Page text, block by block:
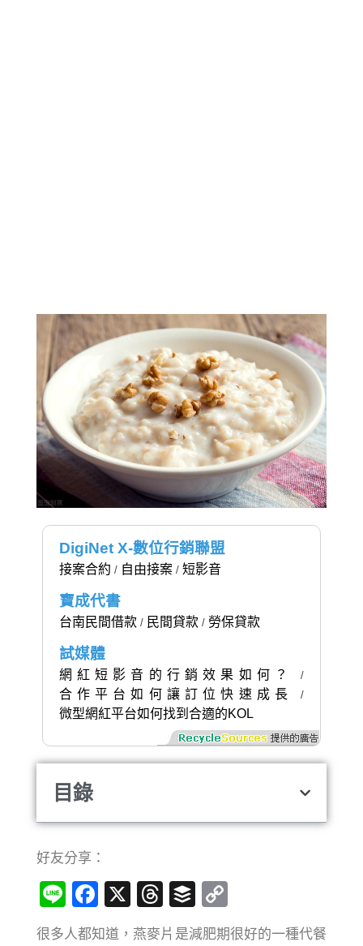
DigiNet X-數位行銷聯盟
接案合約 / 自由接案/ 短影音
寶成代書
台南民間借款 / 民間貸款 / 勞保貸款
試媒體
網紅短影音的行銷效果如何？ /
合作平台如何讓訂位快速成長 /
微型網紅平台如何找到合適的KOL
目錄
好友分享：
LineFacebook
X Threads
Buffer
Link
很多人都知道，燕麥片是減肥期很好的一種代餐